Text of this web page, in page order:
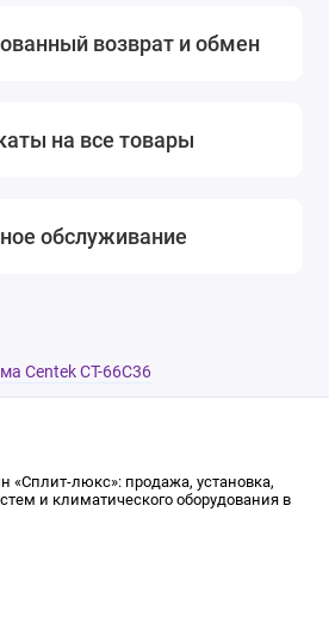
возврат и обмен
на все товары
обслуживание
Centek CT-66C36
«Сплит-люкс»: продажа, установка,
и климатического оборудования в